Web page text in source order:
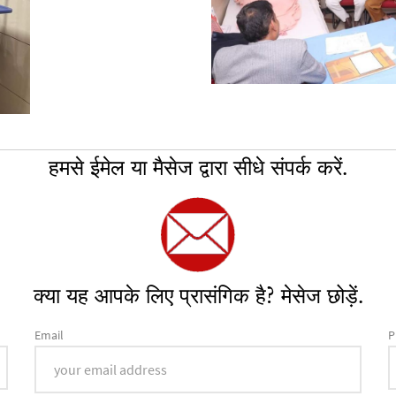
हमसे ईमेल या मैसेज द्वारा सीधे संपर्क करें.
क्या यह आपके लिए प्रासंगिक है? मेसेज छोड़ें.
Email